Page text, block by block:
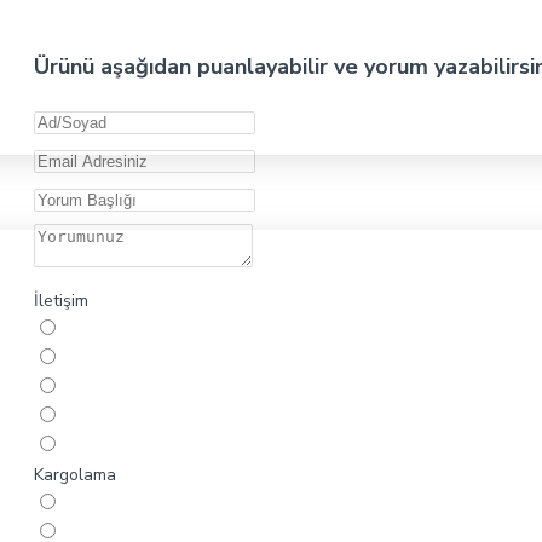
Ürünü aşağıdan puanlayabilir ve yorum
İletişim
Kargolama